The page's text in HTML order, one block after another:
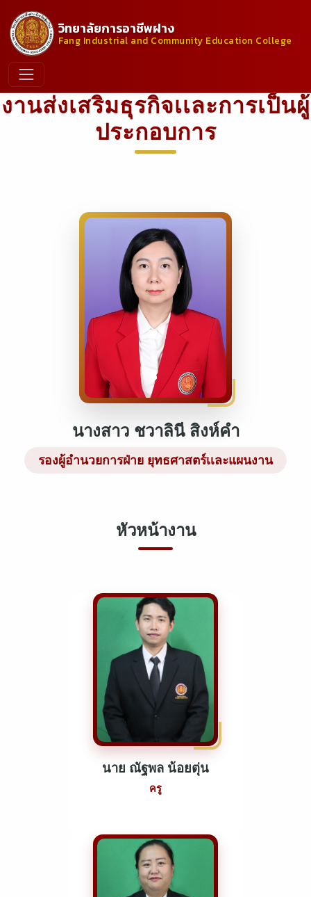
วิทยาลัยการอาชีพฝาง
Fang Industrial and Community Education College
งานส่งเสริมธุรกิจเเละการเป็นผู้
ประกอบการ
นางสาว ชวาลินี สิงห์คำ
รองผู้อำนวยการฝ่าย ยุทธศาสตร์เเละแผนงาน
หัวหน้างาน
นาย ณัฐพล น้อยตุ่น
ครู